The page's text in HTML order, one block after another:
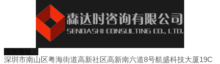
深圳市南山区粤海街道高新社区高新南六道8号航盛科技大厦19C